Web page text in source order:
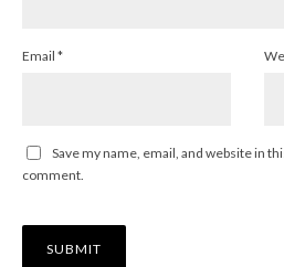
Email *
Save my name, email, and website in
comment.